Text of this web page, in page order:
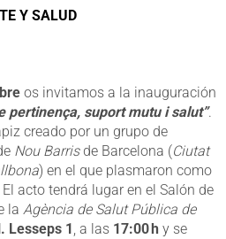
Y SALUD
os invitamos a la inauguración
pertinença, suport mutu i salut”.
creado por un grupo de
Nou Barrisde Barcelona (Ciutat
) en el que plasmaron como
acto tendrá lugar en el Salón de
la Agència de Salut Pública de
Lesseps 1 , a las 17:00 h y se